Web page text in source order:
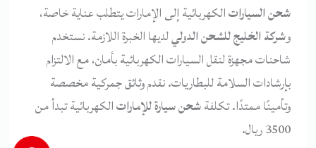
شحن السياراتالكهربائية إلى الإمارات يتطلب عناية خاصة،
وشركة الخليج للشحن الدوليلديها الخبرة اللازمة. نستخدم
شاحنات مجهزة لنقل السيارات الكهربائية بأمان، مع الالتزام
بإرشادات السلامة للبطاريات. نقدم وثائق جمركية مخصصة
وتأمينًا ممتدًا. تكلفةشحن سيارة للإماراتالكهربائية تبدأ من
3500 ريال.